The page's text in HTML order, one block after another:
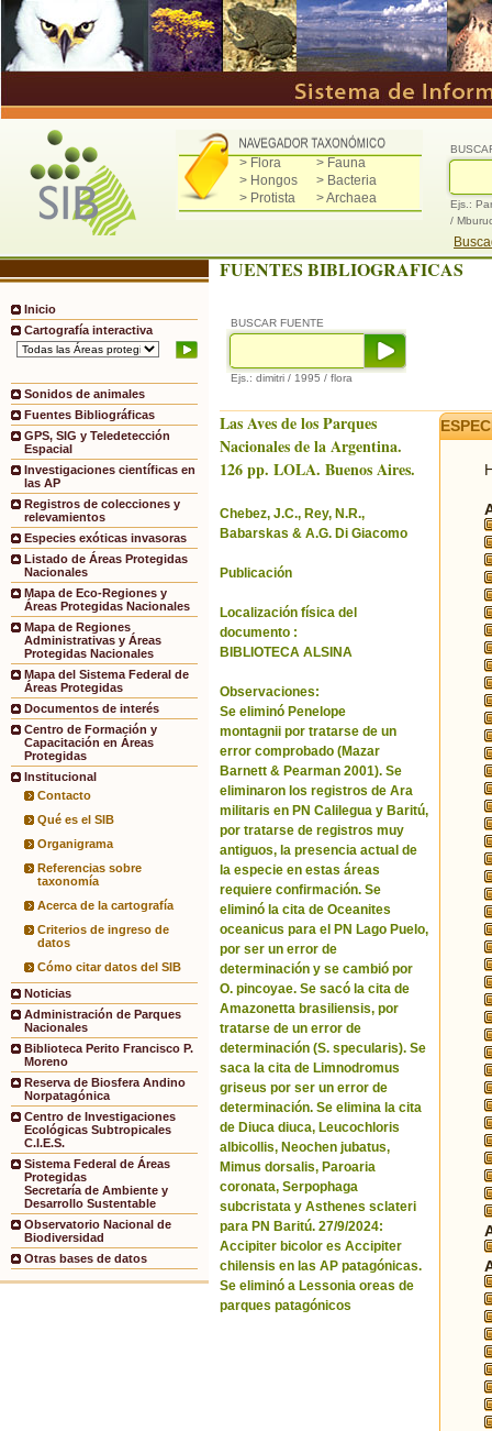
> Flora
> Fauna
> Hongos
> Bacteria
> Protista
> Archaea
Ejs.:
/
Inicio
Cartografía interactiva
Sonidos de animales
Fuentes Bibliográficas
GPS, SIG y Teledetección
Espacial
Investigaciones científicas en
las AP
Registros de colecciones y
relevamientos
Especies exóticas invasoras
Listado de Áreas Protegidas
Nacionales
Mapa de Eco-Regiones y
Áreas Protegidas Nacionales
Mapa de Regiones
Administrativas y Áreas
Protegidas Nacionales
Mapa del Sistema Federal de
Áreas Protegidas
Documentos de interés
Centro de Formación y
Capacitación en Áreas
Protegidas
Institucional
Contacto
Qué es el SIB
Organigrama
Referencias sobre
taxonomía
Acerca de la cartografía
Criterios de ingreso de
datos
Cómo citar datos del SIB
Noticias
Administración de Parques
Nacionales
Biblioteca Perito Francisco P.
Moreno
Reserva de Biosfera Andino
Norpatagónica
Centro de Investigaciones
Ecológicas Subtropicales
C.I.E.S.
Sistema Federal de Áreas
Protegidas
Secretaría de Ambiente y
Desarrollo Sustentable
Observatorio Nacional de
Biodiversidad
Otras bases de datos
FUENTES BIBLIOGRAFICAS
BUSCAR FUENTE
Ejs.: dimitri / 1995 / flora
Las Aves de los Parques
Nacionales de la Argentina.
126 pp. LOLA. Buenos Aires.
Chebez, J.C., Rey, N.R.,
Babarskas & A.G. Di Giacomo
Publicación
Localización física del
documento :
BIBLIOTECA ALSINA
Observaciones:
Se eliminó Penelope
montagnii por tratarse de un
error comprobado (Mazar
Barnett & Pearman 2001). Se
eliminaron los registros de Ara
militaris en PN Calilegua y Baritú,
por tratarse de registros muy
antiguos, la presencia actual de
la especie en estas áreas
requiere confirmación. Se
eliminó la cita de Oceanites
oceanicus para el PN Lago Puelo,
por ser un error de
determinación y se cambió por
O. pincoyae. Se sacó la cita de
Amazonetta brasiliensis, por
tratarse de un error de
determinación (S. specularis). Se
saca la cita de Limnodromus
griseus por ser un error de
determinación. Se elimina la cita
de Diuca diuca, Leucochloris
albicollis, Neochen jubatus,
Mimus dorsalis, Paroaria
coronata, Serpophaga
subcristata y Asthenes sclateri
para PN Baritú. 27/9/2024:
Accipiter bicolor es Accipiter
chilensis en las AP patagónicas.
Se eliminó a Lessonia oreas de
parques patagónicos